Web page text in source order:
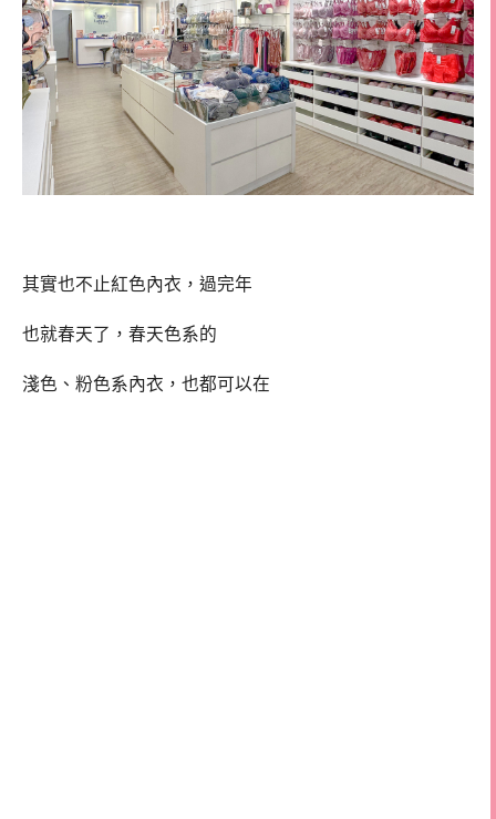
其實也不止紅色內衣，過完年
也就春天了，春天色系的
淺色、粉色系內衣，也都可以在